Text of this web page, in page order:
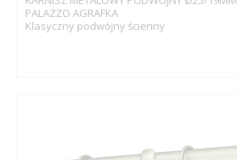
PALAZZO AGRAFKA
Klasyczny podwójny ścienny